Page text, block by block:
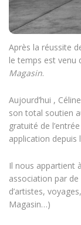
Après la réussite
le temps est venu
Magasin.
Aujourd’hui ,
son total soutien
gratuité de
application depuis
Il nous appartient
association par de
d’artistes,
Magasin…)